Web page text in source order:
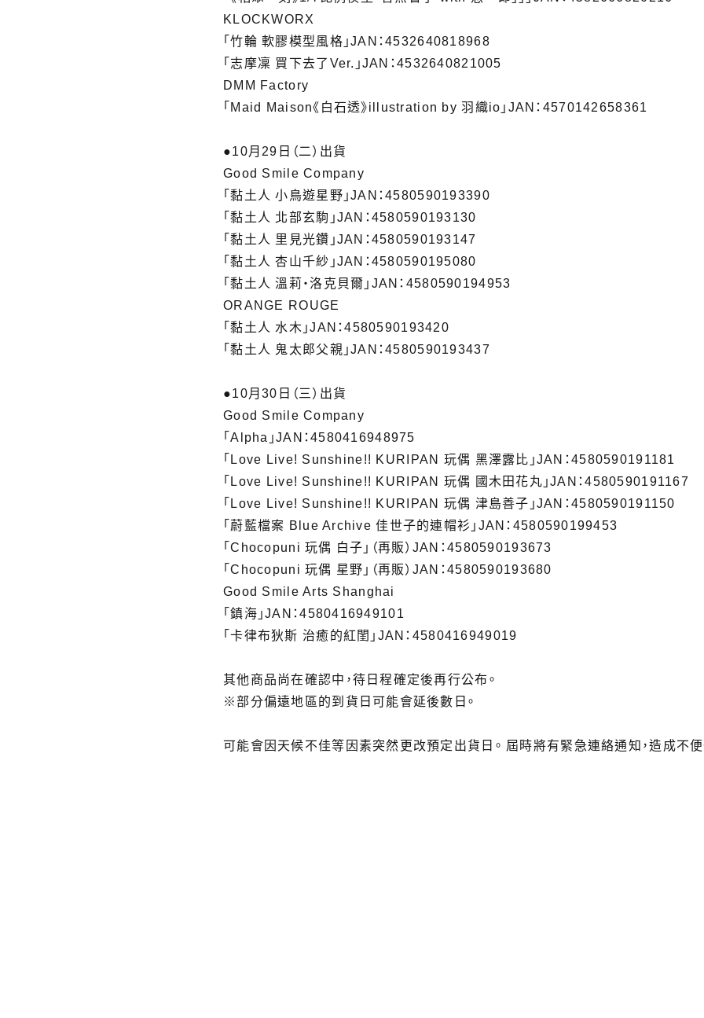
KLOCKWORX
「竹輪 軟膠模型風格」JAN：4532640818968
「志摩凜 買下去了Ver.」JAN：4532640821005
DMM Factory
「Maid Maison《白石透》illustration by 羽織io」JAN：4570142658361
●10月29日（二）出貨
Good Smile Company
「黏土人 小鳥遊星野」JAN：4580590193390
「黏土人 北部玄駒」JAN：4580590193130
「黏土人 里見光鑽」JAN：4580590193147
「黏土人 杏山千紗」JAN：4580590195080
「黏土人 溫莉‧洛克貝爾」JAN：4580590194953
ORANGE ROUGE
「黏土人 水木」JAN：4580590193420
「黏土人 鬼太郎父親」JAN：4580590193437
●10月30日（三）出貨
Good Smile Company
「Alpha」JAN：4580416948975
「Love Live! Sunshine!! KURIPAN 玩偶 黑澤露比」JAN：4580590191181
「Love Live! Sunshine!! KURIPAN 玩偶 國木田花丸」JAN：4580590191167
「Love Live! Sunshine!! KURIPAN 玩偶 津島善子」JAN：4580590191150
「蔚藍檔案 Blue Archive 佳世子的連帽衫」JAN：4580590199453
「Chocopuni 玩偶 白子」（再販）JAN：4580590193673
「Chocopuni 玩偶 星野」（再販）JAN：4580590193680
Good Smile Arts Shanghai
「鎮海」JAN：4580416949101
「卡律布狄斯 治癒的紅閨」JAN：4580416949019
其他商品尚在確認中，待日程確定後再行公布。
※部分偏遠地區的到貨日可能會延後數日。
可能會因天候不佳等因素突然更改預定出貨日。 屆時將有緊急連絡通知，造成不便